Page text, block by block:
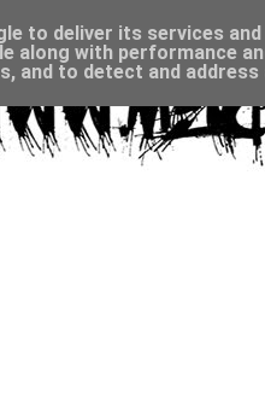
to deliver its services
along with performance
and to detect and address